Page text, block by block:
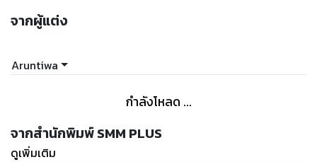
จากผู้แต่ง
Aruntiwa
กำลังโหลด ...
จากสำนักพิมพ์ SMM PLUS
ดูเพิ่มเติม